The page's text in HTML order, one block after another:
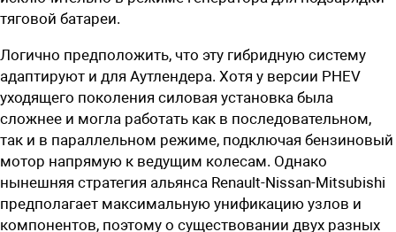
тяговой батареи.
Логично предположить, что эту гибридную систему
адаптируют и для Аутлендера. Хотя у версии PHEV
уходящего поколения силовая установка была
сложнее и могла работать как в последовательном,
так и в параллельном режиме, подключая бензиновый
мотор напрямую к ведущим колесам. Однако
нынешняя стратегия альянса Renault-Nissan-Mitsubishi
предполагает максимальную унификацию узлов и
компонентов, поэтому о существовании двух разных